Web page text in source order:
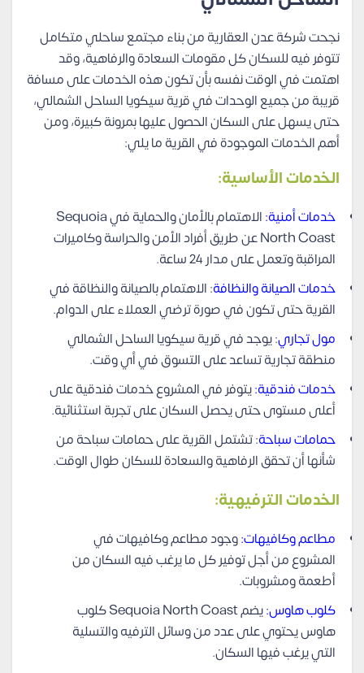
نجحت شركة عدن العقارية من بناء مجتمع ساحلي متكامل
تتوفر فيه للسكان كل مقومات السعادة والرفاهية، وقد
اهتمت في الوقت نفسه بأن تكون هذه الخدمات على مسافة
قريبة من جميع الوحدات في قرية سيكويا الساحل الشمالي،
حتى يسهل على السكان الحصول عليها بمرونة كبيرة، ومن
أهم الخدمات الموجودة في القرية ما يلي:
الخدمات الأساسية:
خدمات أمنية:
الاهتمام بالأمان والحماية في Sequoia
North Coast عن طريق أفراد الأمن والحراسة وكاميرات
المراقبة وتعمل على مدار 24 ساعة.
خدمات الصيانة والنظافة: الاهتمام بالصيانة والنظاقة في
القرية حتى تكون في صورة ترضي العملاء على الدوام.
مول تجاري: يوجد في قرية سيكويا الساحل الشمالي
منطقة تجارية تساعد على التسوق في أي وقت.
خدمات فندقية:يتوفر في المشروع خدمات فندقية على
أعلى مستوى حتى يحصل السكان على تجربة استثنائية.
حمامات سباحة: تشتمل القرية على حمامات سباحة من
شأنها أن تحقق الرفاهية والسعادة للسكان طوال الوقت.
الخدمات الترفيهية:
مطاعم وكافيهات:وجود مطاعم وكافيهات في
المشروع من أجل توفير كل ما يرغب فيه السكان من
أطعمة ومشروبات.
كلوب هاوس:
يضم Sequoia North Coast كلوب
هاوس يحتوي على عدد من وسائل الترفيه والتسلية
التي يرغب فيها السكان.